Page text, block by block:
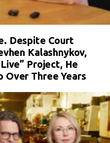
Despite Court
Kalashnykov,
Project, He
Over Three Years